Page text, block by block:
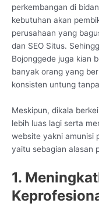
perkembangan di
kebutuhan akan
perusahaan yang
dan SEO Situs.
Bojonggede juga kian
banyak orang yang
konsisten untung
Meskipun, dikala
lebih luas lagi serta
website yakni amunisi
yaitu sebagian alasan
1.